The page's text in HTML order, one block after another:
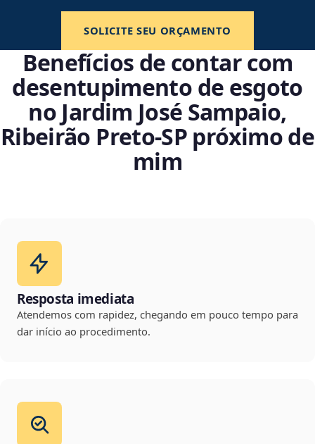
SOLICITE SEU ORÇAMENTO
Benefícios de contar com
desentupimento de esgoto
no Jardim José Sampaio,
Ribeirão Preto‑SP próximo de
mim
Resposta imediata
Atendemos com rapidez, chegando em pouco tempo para
dar início ao procedimento.